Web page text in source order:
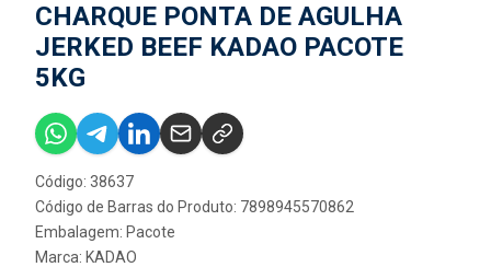
CHARQUE PONTA DE AGULHA
JERKED BEEF KADAO PACOTE
5KG
Código: 38637
Código de Barras do Produto: 7898945570862
Embalagem: Pacote
Marca: KADAO